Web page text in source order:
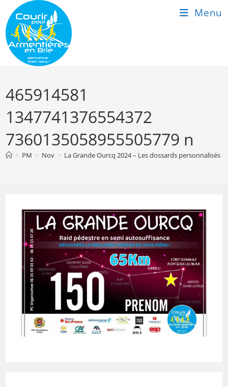
content
Menu
465914581
1347741376554372
7360135058955505779 n
> PM > Nov > La Grande Ourcq 2024 – Les dossards personnalisés